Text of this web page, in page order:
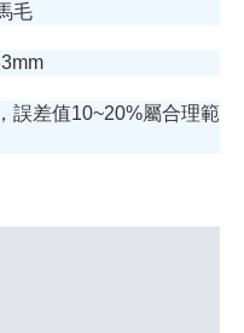
毛
誤差值10~20%屬合理範